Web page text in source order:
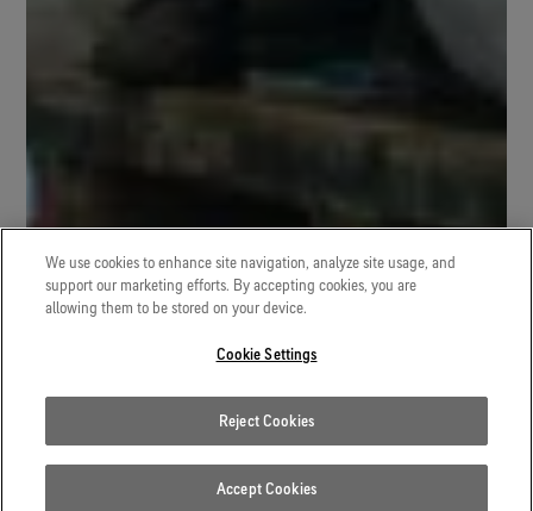
We use cookies to enhance site navigation, analyze site usage, and
support our marketing efforts. By accepting cookies, you are
allowing them to be stored on your device.
Cookie Settings
Reject Cookies
Accept Cookies